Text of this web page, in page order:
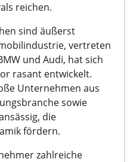
reichen.
sind äußerst
vertreten
und Audi, hat sich
rasant entwickelt.
Unternehmen aus
sowie
die
fördern.
zahlreiche